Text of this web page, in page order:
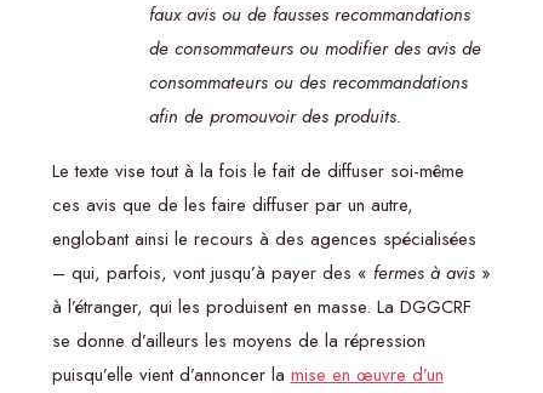
faux avis ou de fausses recommandations
de consommateurs ou modifier des avis de
consommateurs ou des recommandations
afin de promouvoir des produits.
Le texte vise tout à la fois le fait de diffuser soi-même
ces avis que de les faire diffuser par un autre,
englobant ainsi le recours à des agences spécialisées
– qui, parfois, vont jusqu’à payer des « fermes à avis»
à l’étranger, qui les produisent en masse. La DGGCRF
se donne d’ailleurs les moyens de la répression
puisqu’elle vient d’annoncer la mise en œuvre d’un